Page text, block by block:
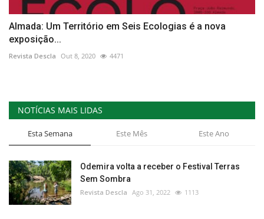
Almada: Um Território em Seis Ecologias é a nova
exposição...
Revista Descla Out 8, 2020 4471
NOTÍCIAS MAIS LIDAS
Esta Semana Este Mês Este Ano
Odemira volta a receber o Festival Terras
Sem Sombra
Revista Descla Ago 31, 2022 1113